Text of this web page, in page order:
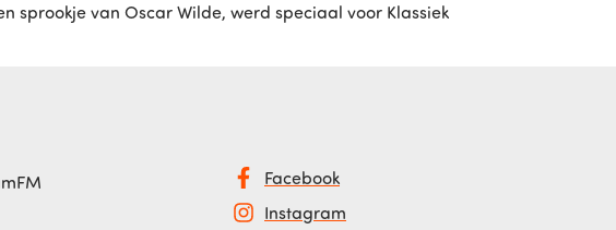
van Oscar Wilde, werd speciaal voor Klassiek
Facebook
Instagram